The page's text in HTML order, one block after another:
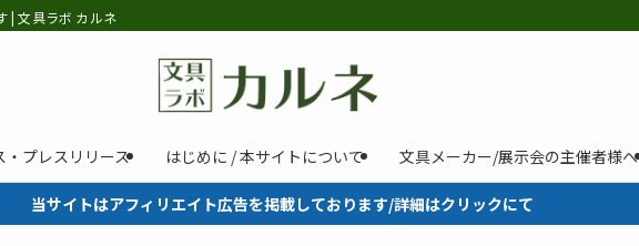
| 文具ラボ カルネ
・プレスリリース はじめに / 本サイトについて 文具メーカー/展示会の主催者様へ
当サイトはアフィリエイト広告を掲載しております/詳細はクリックにて